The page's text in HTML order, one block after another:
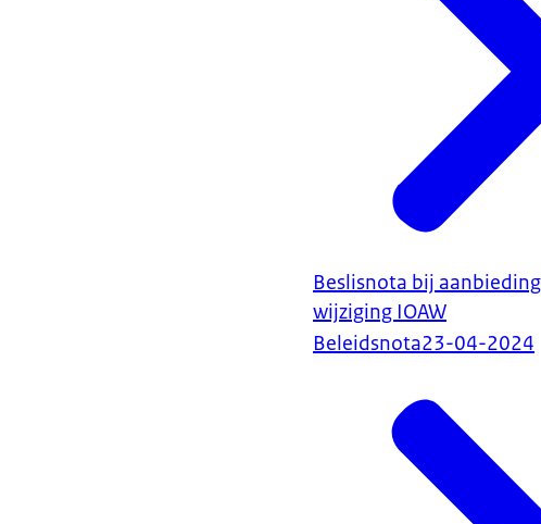
Beslisnota bij
wijziging IOAW
Beleidsnota23-04-2024